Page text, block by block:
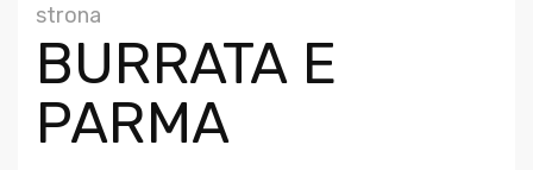
strona
BURRATA E
PARMA